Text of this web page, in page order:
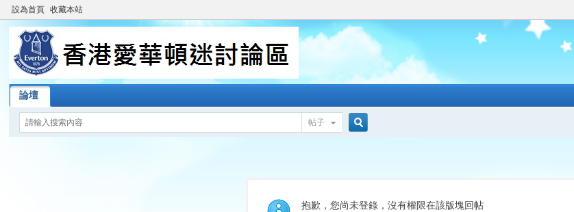
設為首頁 收藏本站
論壇
帖子
索
抱歉，您尚未登錄，沒有權限在該版塊回帖